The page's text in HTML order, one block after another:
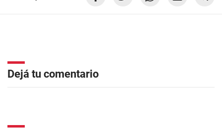
Dejá tu comentario